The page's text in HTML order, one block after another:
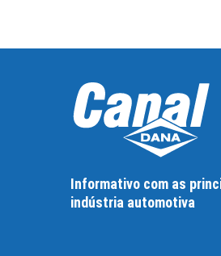
Informativo com as
indústria automotiva